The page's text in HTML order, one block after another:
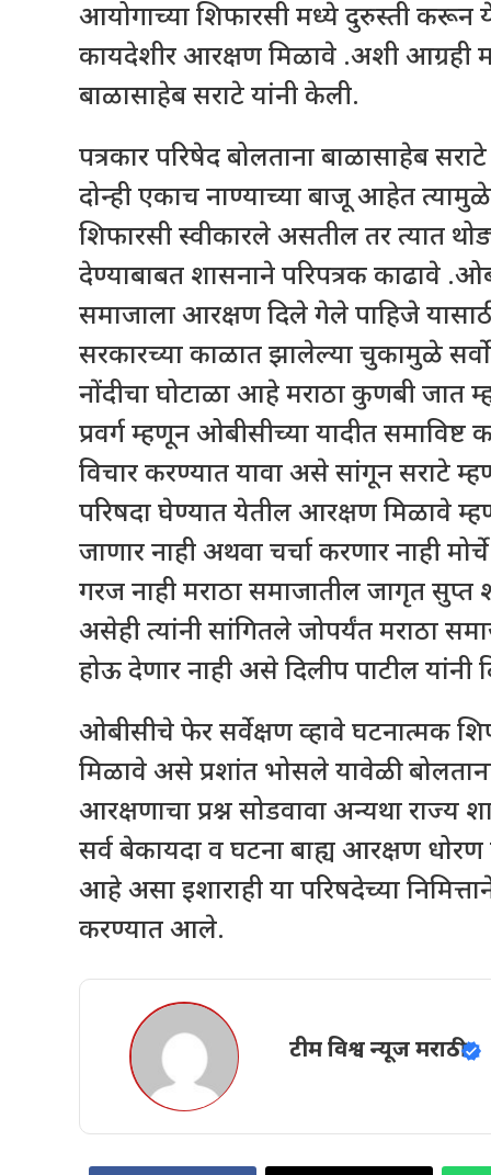
आयोगाच्या शिफारसी मध्ये दुरुस्ती करून
कायदेशीर आरक्षण मिळावे .अशी आग्रही
बाळासाहेब सराटे यांनी केली.
पत्रकार परिषेद बोलताना बाळासाहेब
दोन्ही एकाच नाण्याच्या बाजू आहेत
शिफारसी स्वीकारले असतील तर त्यात
देण्याबाबत शासनाने परिपत्रक काढावे
समाजाला आरक्षण दिले गेले पाहिजे
सरकारच्या काळात झालेल्या चुकामुळे
नोंदीचा घोटाळा आहे मराठा कुणबी जात
प्रवर्ग म्हणून ओबीसीच्या यादीत
विचार करण्यात यावा असे सांगून सराटे
परिषदा घेण्यात येतील आरक्षण मिळावे
जाणार नाही अथवा चर्चा करणार नाही
गरज नाही मराठा समाजातील जागृत
असेही त्यांनी सांगितले जोपर्यंत मराठा
होऊ देणार नाही असे दिलीप पाटील यांनी
ओबीसीचे फेर सर्वेक्षण व्हावे घटनात्मक
मिळावे असे प्रशांत भोसले यावेळी
आरक्षणाचा प्रश्न सोडवावा अन्यथा
सर्व बेकायदा व घटना बाह्य आरक्षण
आहे असा इशाराही या परिषदेच्या
करण्यात आले.
टीम विश्व न्यूज मराठी